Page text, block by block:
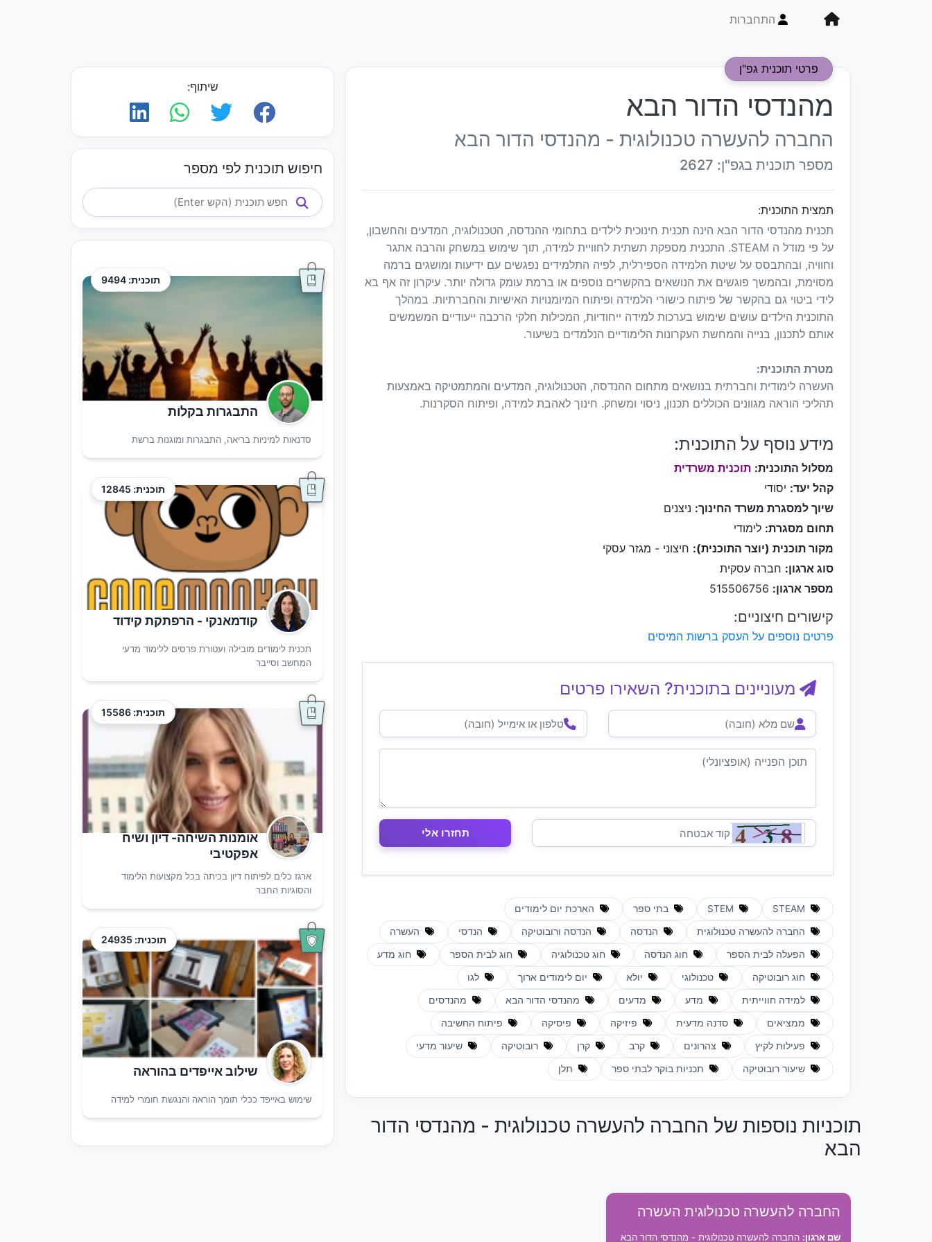
התחברות
פרטי תוכנית גפ"ן
מהנדסי הדור הבא
החברה להעשרה טכנולוגית - מהנדסי הדור הבא
מספר תוכנית בגפ"ן: 2627
תמצית התוכנית:
תכנית מהנדסי הדור הבא הינה תכנית חינוכית לילדים בתחומי ההנדסה, הטכנולוגיה, המדעים והחשבון,
על פי מודל ה STEAM. התכנית מספקת תשתית לחוויית למידה, תוך שימוש במשחק והרבה אתגר
וחוויה, ובהתבסס על שיטת הלמידה הספירלית, לפיה התלמידים נפגשים עם ידיעות ומושגים ברמה
מסוימת, ובהמשך פוגשים את הנושאים בהקשרים נוספים או ברמת עומק גדולה יותר. עיקרון זה אף בא
לידי ביטוי גם בהקשר של פיתוח כישורי הלמידה ופיתוח המיומנויות האישיות והחברתיות. במהלך
התוכנית הילדים עושים שימוש בערכות למידה ייחודיות, המכילות חלקי הרכבה ייעודיים המשמשים
אותם לתכנון, בנייה והמחשת העקרונות הלימודיים הנלמדים בשיעור.
מטרת התוכנית:
העשרה לימודית וחברתית בנושאים מתחום ההנדסה, הטכנולוגיה, המדעים והמתמטיקה באמצעות
תהליכי הוראה מגוונים הכוללים תכנון, ניסוי ומשחק. חינוך לאהבת למידה, ופיתוח הסקרנות.
מידע נוסף על התוכנית:
מסלול התוכנית: תוכנית משרדית
קהל יעד: יסודי
שיוך למסגרת משרד החינוך: ניצנים
תחום מסגרת: לימודי
מקור תוכנית (יוצר התוכנית): חיצוני - מגזר עסקי
סוג ארגון: חברה עסקית
מספר ארגון:
קישורים חיצוניים:
פרטים נוספים על העסק ברשות המיסים
מעוניינים בתוכנית? השאירו פרטים
בתי ספר הארכת יום לימודים
החברה להעשרה טכנולוגית הנדסה הנדסה ורובוטיקה הנדסי העשרה
הפעלה לבית הספר חוג הנדסה חוג טכנולוגיה חוג לבית הספר חוג מדע
חוג רובוטיקה טכנולוגי יולא יום לימודים ארוך לגו
למידה חווייתית מדע מדעים מהנדסי הדור הבא מהנדסים
ממציאים סדנה מדעית פיזיקה פיסיקה פיתוח החשיבה
פעילות לקיץ צהרונים קרב קרן רובוטיקה שיעור מדעי
שיעור רובוטיקה תכניות בוקר לבתי ספר תלן
תוכניות נוספות של החברה להעשרה טכנולוגית - מהנדסי הדור
הבא
החברה להעשרה טכנולוגית העשרה
שם ארגון: החברה להעשרה טכנולוגית - מהנדסי הדור הבא
שיתוף:
חיפוש תוכנית לפי מספר
תוכנית: 9494
התבגרות בקלות
סדנאות למיניות בריאה, התבגרות ומוגנות ברשת
תוכנית: 12845
קודמאנקי - הרפתקת קידוד
תכנית לימודים מובילה ועטורת פרסים ללימוד מדעי
המחשב וסייבר
תוכנית: 15586
אומנות השיחה- דיון ושיח
אפקטיבי
ארגז כלים לפיתוח דיון בכיתה בכל מקצועות הלימוד
והסוגיות החבר
תוכנית: 24935
שילוב אייפדים בהוראה
שימוש באייפד ככלי תומך הוראה והנגשת חומרי למידה